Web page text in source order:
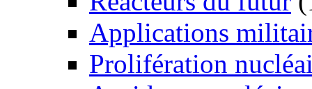
Applications
Prolifération